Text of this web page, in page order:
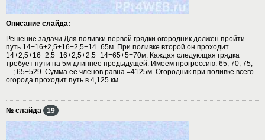
Описание слайда:
Решение задачи Для поливки первой грядки огородник должен пройти
путь 14+16+2,5+16+2,5+14=65м. При поливке второй он проходит
14+2,5+16+2,5+16+2,5+2,5+14=65+5=70м. Каждая следующая грядка
требует пути на 5м длиннее предыдущей. Имеем прогрессию: 65; 70; 75;
…; 65+529. Сумма её членов равна =4125м. Огородник при поливке всего
огорода проходит путь в 4,125 км.
№ слайда 19